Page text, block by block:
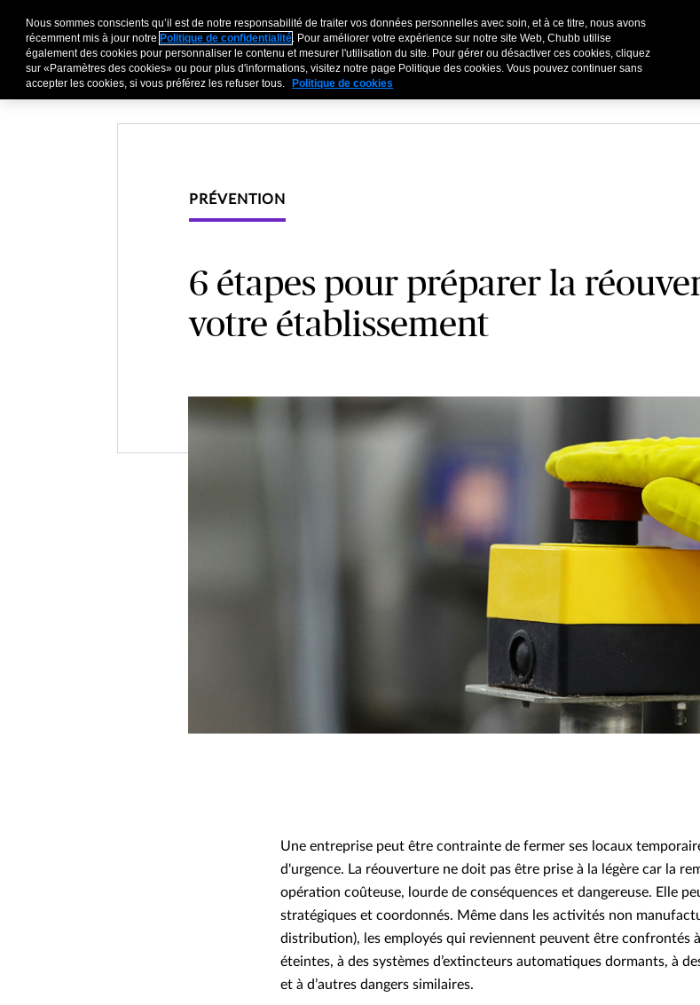
EntreprisesParticuliersAffinitaire Renoncer /
PRÉVENTION
6 étapes pour préparer la
votre établissement
Une entreprise peut être contrainte de fermer ses locaux
d'urgence. La réouverture ne doit pas être prise à la légère car la
opération coûteuse, lourde de conséquences et dangereuse. Elle
stratégiques et coordonnés. Même dans les activités non
distribution), les employés qui reviennent peuvent être confrontés
éteintes, à des systèmes d’extincteurs automatiques dormants, à
et à d’autres dangers similaires.
Nous sommes conscients qu’il est de notre responsabilité de traiter vos données personnelles avec soin, et à ce titre, nous avons
récemment mis à jour notre Politique de confidentialité. Pour améliorer votre expérience sur notre site Web, Chubb utilise
également des cookies pour personnaliser le contenu et mesurer l'utilisation du site. Pour gérer ou désactiver ces cookies, cliquez
sur «Paramètres des cookies» ou pour plus d'informations, visitez notre page Politique des cookies. Vous pouvez continuer sans
accepter les cookies, si vous préférez les refuser tous.
Politique de cookies